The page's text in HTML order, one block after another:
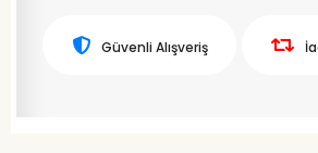
Güvenli Alışveriş